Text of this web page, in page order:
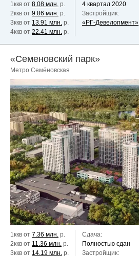
1ккв от 8.08 млн. р.
2ккв от 9.86 млн. р.
3ккв от 13.91 млн. р.
4ккв от 22.41 млн. р.
4 квартал 2020
Застройщик:
«РГ-Девелопмент»
«Семеновский парк»
Метро Семёновская
1ккв от 7.36 млн. р.
2ккв от 11.36 млн. р.
3ккв от 14.19 млн. р.
Сдача:
Полностью сдан
Застройщик: